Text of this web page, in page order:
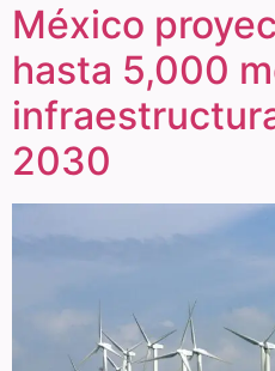
México
hasta 5,000
2030